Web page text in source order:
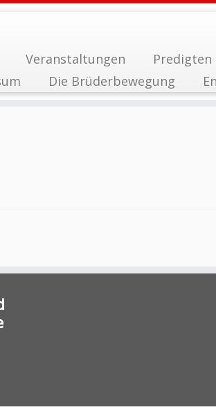
Veranstaltungen Predigten
Die Brüderbewegung